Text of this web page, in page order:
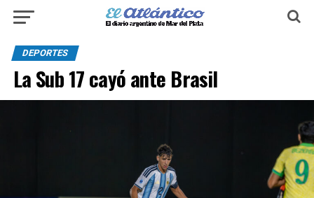
DEPORTES
La Sub 17 cayó ante Brasil